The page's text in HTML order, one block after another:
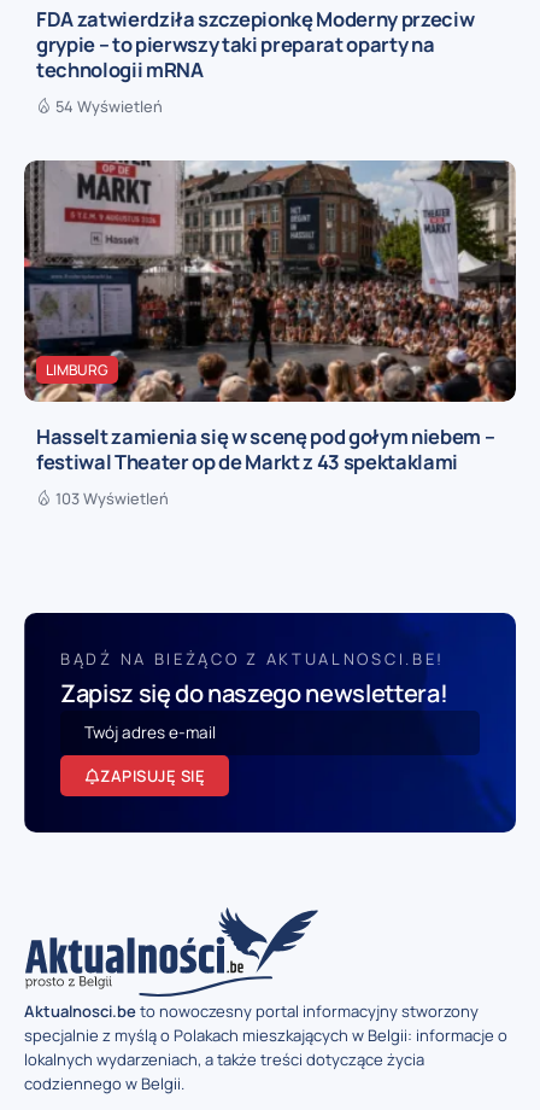
FDA zatwierdziła szczepionkę Moderny przeciw
grypie – to pierwszy taki preparat oparty na
technologii mRNA
54 Wyświetleń
LIMBURG
Hasselt zamienia się w scenę pod gołym niebem –
festiwal Theater op de Markt z 43 spektaklami
103 Wyświetleń
BĄDŹ NA BIEŻĄCO Z AKTUALNOSCI.BE!
Zapisz się do naszego newslettera!
ZAPISUJĘ SIĘ
Aktualnosci.beto nowoczesny portal informacyjny stworzony
specjalnie z myślą o Polakach mieszkających w Belgii: informacje o
lokalnych wydarzeniach, a także treści dotyczące życia
codziennego w Belgii.